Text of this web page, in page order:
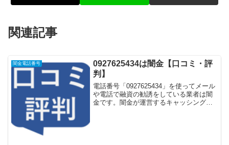
関連記事
闇金電話番号
0927625434は闇金【口コミ・評
判】
電話番号「0927625434」を使ってメール
や電話で融資の勧誘をしている業者は闇
金です。闇金が運営するキャッシング一